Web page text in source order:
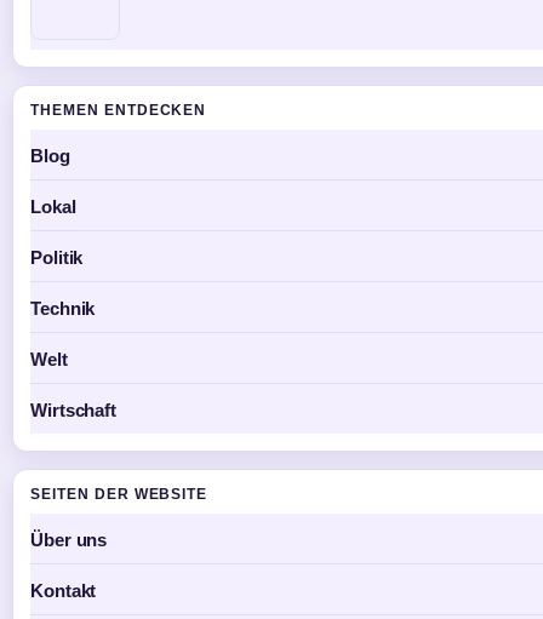
THEMEN ENTDECKEN
Blog
Lokal
Politik
Technik
Welt
Wirtschaft
SEITEN DER WEBSITE
Über uns
Kontakt